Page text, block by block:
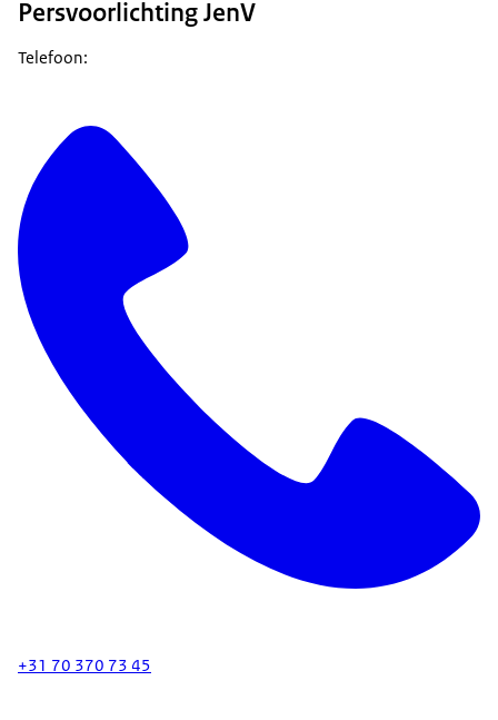
Persvoorlichting JenV
Telefoon:
+31 70 370 73 45